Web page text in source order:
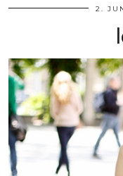
2.